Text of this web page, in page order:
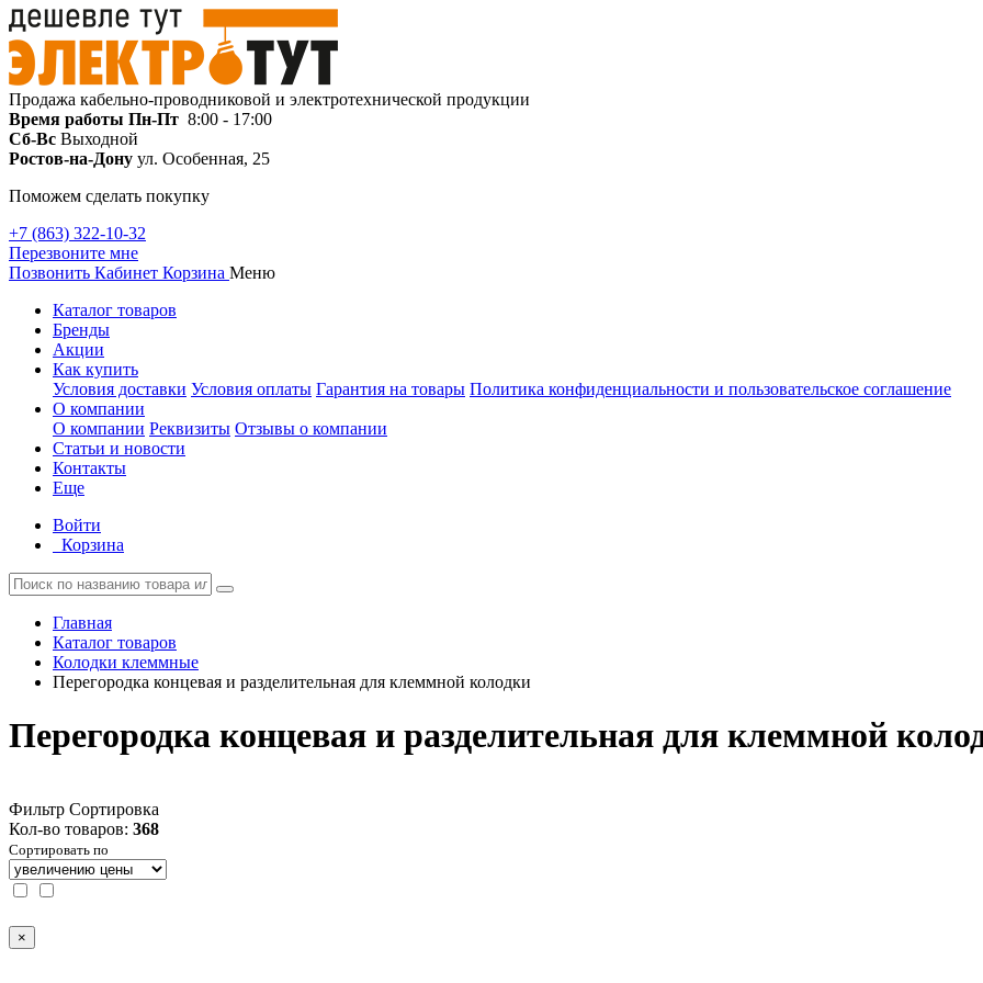
Продажа кабельно-проводниковой и электротехнической продукции
Время работы Пн-Пт 8:00 - 17:00
Сб-Вс Выходной
Ростов-на-Дону ул. Особенная, 25
Поможем сделать покупку
+7 (863) 322-10-32
Перезвоните мне
Позвонить Кабинет Корзина Меню
Каталог товаров
Бренды
Акции
Как купить
Условия доставки Условия оплаты Гарантия на товары Политика конфиденциальности и пользовательское соглашение
О компании
О компании Реквизиты Отзывы о компании
Статьи и новости
Контакты
Еще
Войти
Корзина
Главная
Каталог товаров
Колодки клеммные
Перегородка концевая и разделительная для клеммной колодки
Перегородка концевая и разделительная для клеммной
Фильтр Сортировка
Кол-во товаров: 368
Сортировать по
×